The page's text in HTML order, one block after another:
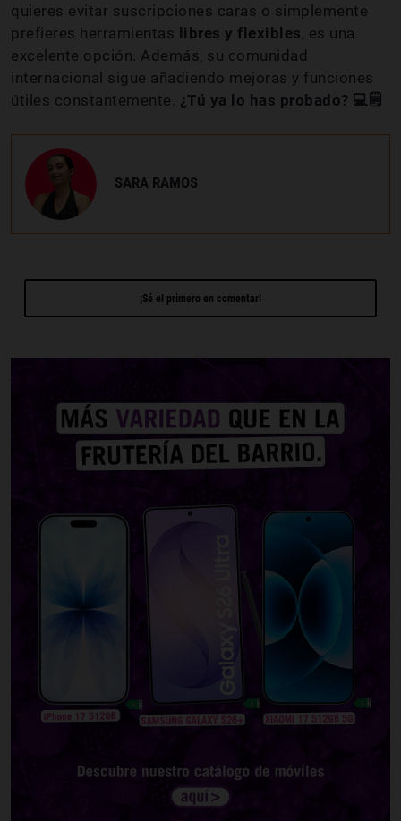
quieres evitar suscripciones caras o simplemente
prefieres herramientas libres y flexibles, es una
excelente opción. Además, su comunidad
internacional sigue añadiendo mejoras y funciones
útiles constantemente. ¿Tú ya lo has probado? 💻🗒️
SARA RAMOS
¡Sé el primero en comentar!